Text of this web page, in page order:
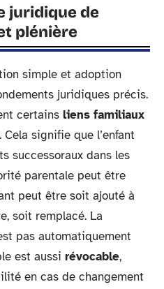
juridique de
plénière
simple et adoption
juridiques précis.
certains liens familiaux
signifie que l’enfant
successoraux dans les
parentale peut être
peut être soit ajouté à
soit remplacé. La
pas automatiquement
est aussi révocable,
en cas de changement